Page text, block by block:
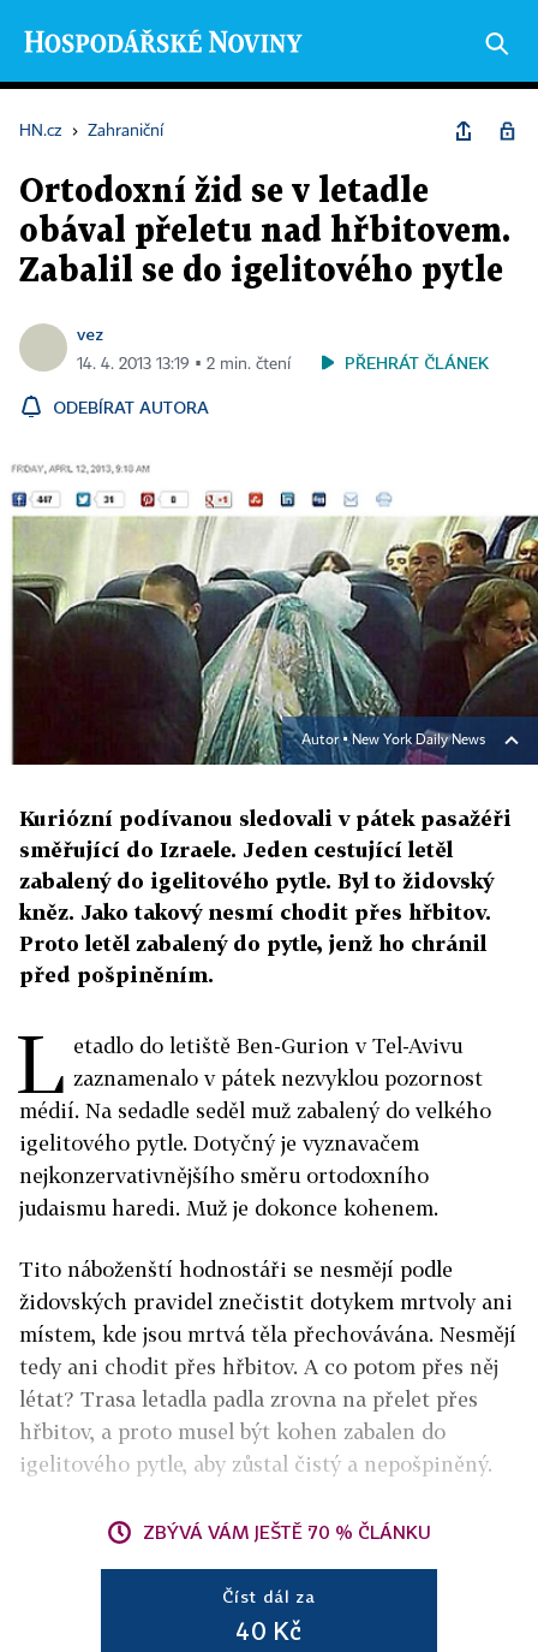
HN.cz › Zahraniční
Ortodoxní žid se v letadle
obával přeletu nad hřbitovem.
Zabalil se do igelitového pytle
vez
14. 4. 2013 13:19 ▪ 2 min. čtení PŘEHRÁT ČLÁNEK
ODEBÍRAT AUTORA
Autor ▪New York Daily News
Kuriózní podívanou sledovali v pátek pasažéři
směřující do Izraele. Jeden cestující letěl
zabalený do igelitového pytle. Byl to židovský
kněz. Jako takový nesmí chodit přes hřbitov.
Proto letěl zabalený do pytle, jenž ho chránil
před pošpiněním.
L etadlo do letiště Ben-Gurion v Tel-Avivu
zaznamenalo v pátek nezvyklou pozornost
médií. Na sedadle seděl muž zabalený do velkého
igelitového pytle. Dotyčný je vyznavačem
nejkonzervativnějšího směru ortodoxního
judaismu haredi. Muž je dokonce kohenem.
Tito náboženští hodnostáři se nesmějí podle
židovských pravidel znečistit dotykem mrtvoly ani
místem, kde jsou mrtvá těla přechovávána. Nesmějí
tedy ani chodit přes hřbitov. A co potom přes něj
létat? Trasa letadla padla zrovna na přelet přes
hřbitov, a proto musel být kohen zabalen do
igelitového pytle, aby zůstal čistý a nepošpiněný.
ZBÝVÁ VÁM JEŠTĚ 70 % ČLÁNKU
Číst dál za
40 Kč